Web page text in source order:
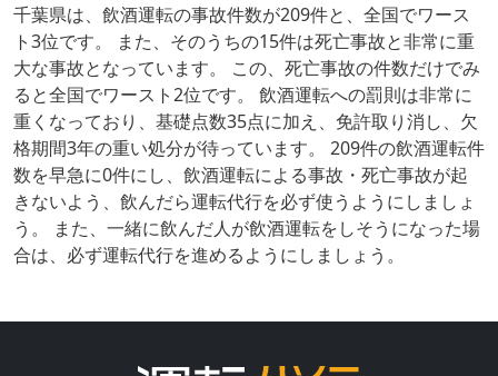
千葉県は、飲酒運転の事故件数が209件と、全国でワース
ト3位です。 また、そのうちの15件は死亡事故と非常に重
大な事故となっています。 この、死亡事故の件数だけでみ
ると全国でワースト2位です。 飲酒運転への罰則は非常に
重くなっており、基礎点数35点に加え、免許取り消し、欠
格期間3年の重い処分が待っています。 209件の飲酒運転件
数を早急に0件にし、飲酒運転による事故・死亡事故が起
きないよう、飲んだら運転代行を必ず使うようにしましょ
う。 また、一緒に飲んだ人が飲酒運転をしそうになった場
合は、必ず運転代行を進めるようにしましょう。